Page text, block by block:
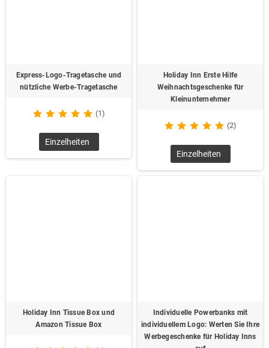
Express-Logo-Tragetasche und
nützliche Werbe-Tragetasche
(1)
Einzelheiten
Holiday Inn Erste Hilfe
Weihnachtsgeschenke für
Kleinunternehmer
(2)
Einzelheiten
Holiday Inn Tissue Box und
Amazon Tissue Box
Individuelle Powerbanks mit
individuellem Logo: Werten Sie Ihre
Werbegeschenke für Holiday Inns